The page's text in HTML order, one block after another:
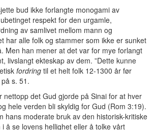
bud ikke forlangte monogami av
respekt for den urgamle,
av samlivet mellom mann og
har alle folk og stammer som ikke er sunket
Men han mener at det var for mye forlangt
livslangt ekteskap av dem. ”Dette kunne
fordring til et helt folk 12-1300 år før
s. 51.
nettopp det Gud gjorde på Sinai for at hver
hele verden bli skyldig for Gud (Rom 3:19).
hans moderate bruk av den historisk-kritiske
å se lovens hellighet eller å tolke vårt